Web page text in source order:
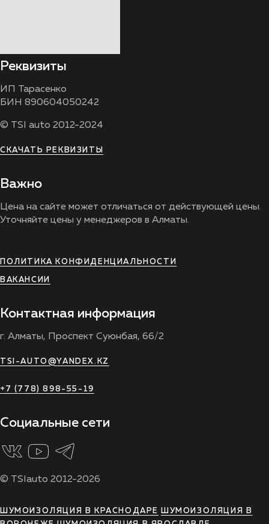
Реквизиты
ИП Тарасенко
БИН 890604050242
© TSI auto 2012-2024
СКАЧАТЬ РЕКВИЗИТЫ
Важно
Цена на сайте может отличаться от действующей цены.
Уточняйте цены у менеджеров в Алматы.
ПОЛИТИКА КОНФИДЕНЦИАЛЬНОСТИ
ВАКАНСИИ
Контактная информация
г. Алматы, Проспект Суюнбая, 66/2
TSI-AUTO@YANDEX.KZ
+7 (778) 898-55-19
Социальные сети
© TSIauto 2012-2026
ШУМОИЗОЛЯЦИЯ В КРАСНОДАРЕ
ШУМОИЗОЛЯЦИЯ В